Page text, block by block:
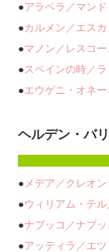
●アラベラ／マンド
●カルメン／エスカ
●マノン／レスコ
●スペインの時／ラ
●エウゲニ・オネ
ヘルデン・バ
● メデア／クレオン
●ウィリアム・テ
●ナブッコ／ナブッ
●アッティラ／エツ